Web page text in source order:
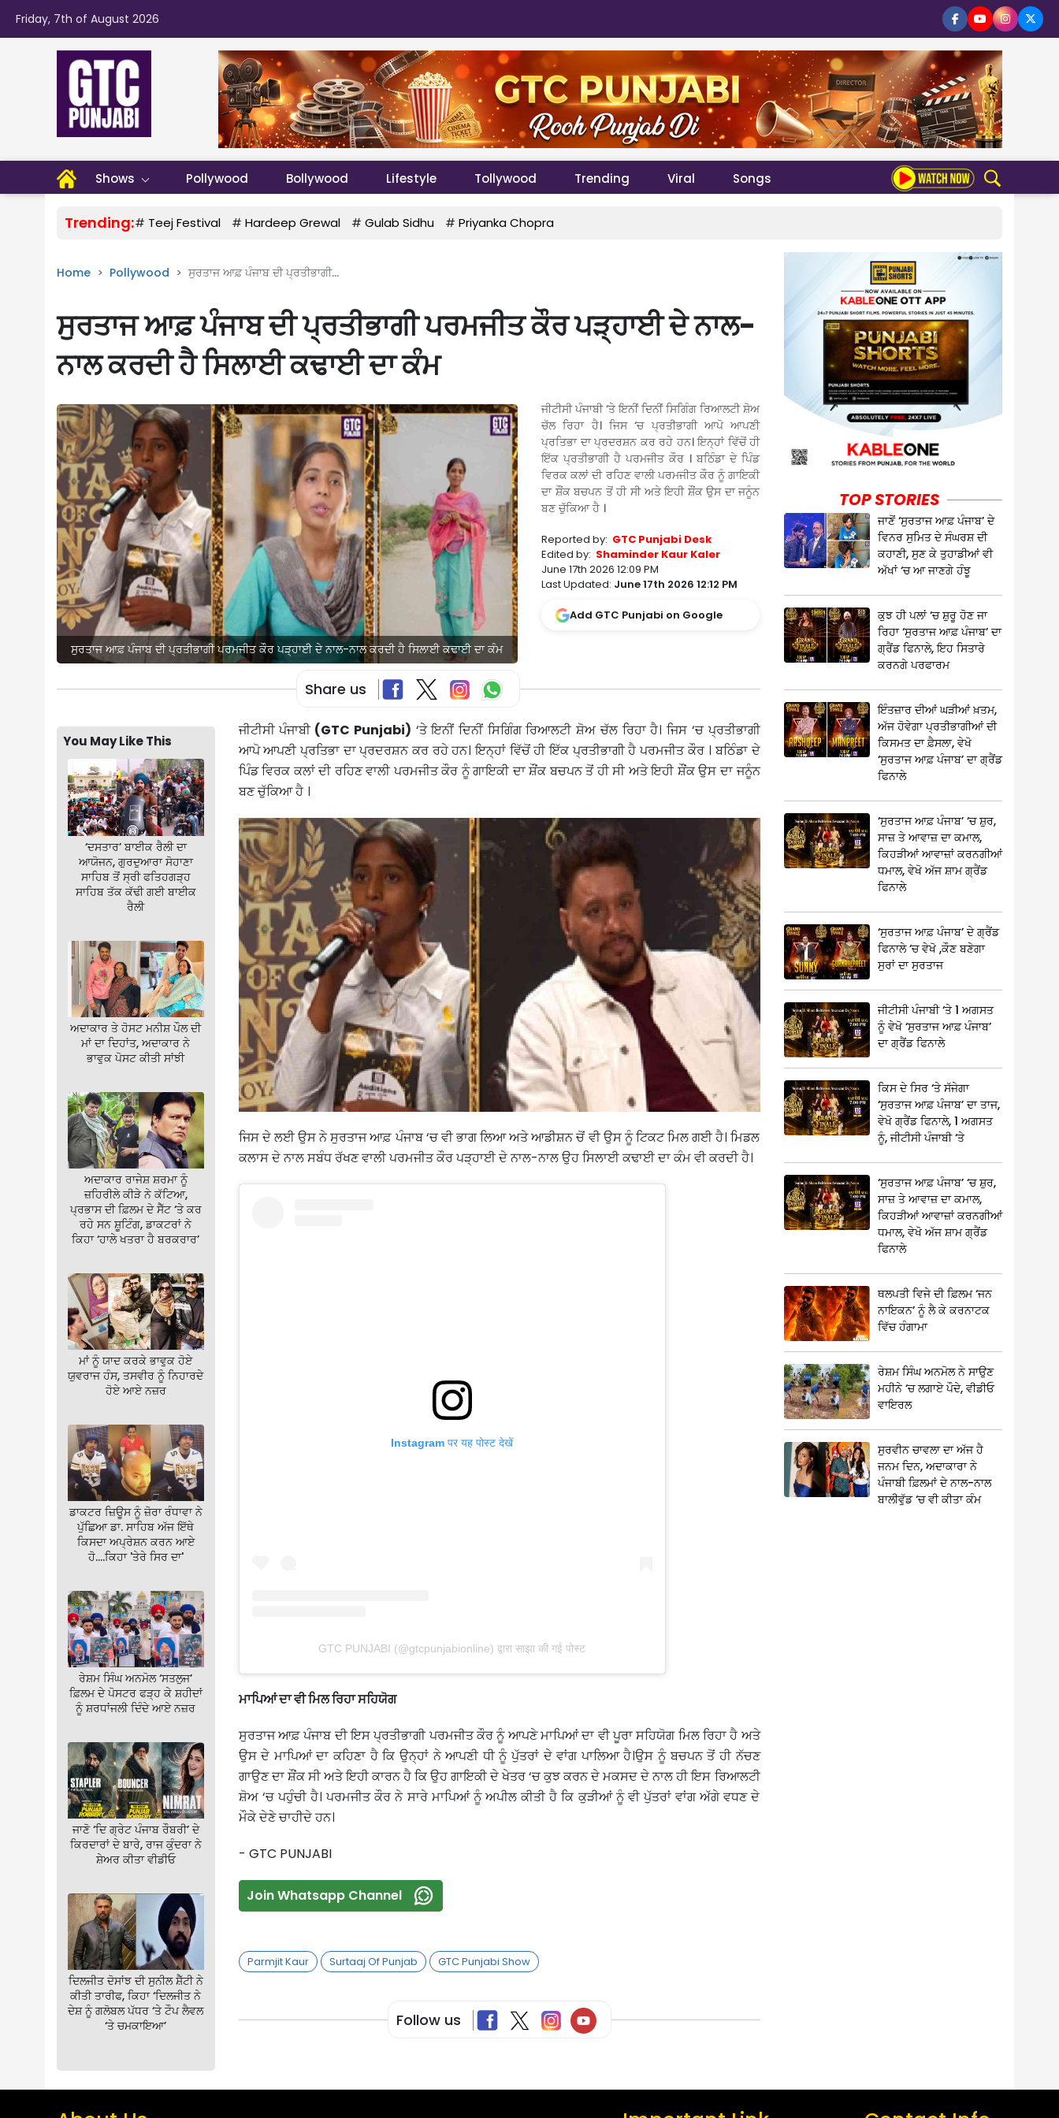
Friday, 7th of August 2026
Shows Pollywood Bollywood Lifestyle Tollywood Trending Viral Songs
Trending:# Teej Festival # Hardeep Grewal # Gulab Sidhu # Priyanka Chopra
Home Pollywood ਸੁਰਤਾਜ ਆਫ਼ ਪੰਜਾਬ ਦੀ ਪ੍ਰਤੀਭਾਗੀ...
ਸੁਰਤਾਜ ਆਫ਼ ਪੰਜਾਬ ਦੀ ਪ੍ਰਤੀਭਾਗੀ ਪਰਮਜੀਤ ਕੌਰ ਪੜ੍ਹਾਈ ਦੇ ਨਾਲ-
ਨਾਲ ਕਰਦੀ ਹੈ ਸਿਲਾਈ ਕਢਾਈ ਦਾ ਕੰਮ
ਸੁਰਤਾਜ ਆਫ਼ ਪੰਜਾਬ ਦੀ ਪ੍ਰਤੀਭਾਗੀ ਪਰਮਜੀਤ ਕੌਰ ਪੜ੍ਹਾਈ ਦੇ ਨਾਲ-ਨਾਲ ਕਰਦੀ ਹੈ ਸਿਲਾਈ ਕਢਾਈ ਦਾ ਕੰਮ
ਜੀਟੀਸੀ ਪੰਜਾਬੀ ‘ਤੇ ਇਨੀਂ ਦਿਨੀਂ ਸਿਗਿੰਗ ਰਿਆਲਟੀ ਸ਼ੋਅ
ਚੱਲ ਰਿਹਾ ਹੈ। ਜਿਸ ‘ਚ ਪ੍ਰਤੀਭਾਗੀ ਆਪੋ ਆਪਣੀ
ਪ੍ਰਤਿਭਾ ਦਾ ਪ੍ਰਦਰਸ਼ਨ ਕਰ ਰਹੇ ਹਨ। ਇਨ੍ਹਾਂ ਵਿੱਚੋਂ ਹੀ
ਇੱਕ ਪ੍ਰਤੀਭਾਗੀ ਹੈ ਪਰਮਜੀਤ ਕੌਰ । ਬਠਿੰਡਾ ਦੇ ਪਿੰਡ
ਵਿਰਕ ਕਲਾਂ ਦੀ ਰਹਿਣ ਵਾਲੀ ਪਰਮਜੀਤ ਕੌਰ ਨੂੰ ਗਾਇਕੀ
ਦਾ ਸ਼ੌਂਕ ਬਚਪਨ ਤੋਂ ਹੀ ਸੀ ਅਤੇ ਇਹੀ ਸ਼ੌਂਕ ਉਸ ਦਾ ਜਨੂੰਨ
ਬਣ ਚੁੱਕਿਆ ਹੈ ।
Reported by: GTC Punjabi Desk
Edited by: Shaminder Kaur Kaler
June 17th 2026 12:09 PM
Last Updated: June 17th 2026 12:12 PM
Add GTC Punjabi on Google
Share us
You May Like This
‘ਦਸਤਾਰ’ ਬਾਈਕ ਰੈਲੀ ਦਾ
ਆਯੋਜਨ, ਗੁਰਦੁਆਰਾ ਸੋਹਾਣਾ
ਸਾਹਿਬ ਤੋਂ ਸ੍ਰੀ ਫਤਿਹਗੜ੍ਹ
ਸਾਹਿਬ ਤੱਕ ਕੱਢੀ ਗਈ ਬਾਈਕ
ਰੈਲੀ
ਅਦਾਕਾਰ ਤੇ ਹੋਸਟ ਮਨੀਸ਼ ਪੌਲ ਦੀ
ਮਾਂ ਦਾ ਦਿਹਾਂਤ, ਅਦਾਕਾਰ ਨੇ
ਭਾਵੁਕ ਪੋਸਟ ਕੀਤੀ ਸਾਂਝੀ
ਅਦਾਕਾਰ ਰਾਜੇਸ਼ ਸ਼ਰਮਾ ਨੂੰ
ਜ਼ਹਿਰੀਲੇ ਕੀੜੇ ਨੇ ਕੱਟਿਆ,
ਪ੍ਰਭਾਸ ਦੀ ਫ਼ਿਲਮ ਦੇ ਸੈੱਟ ‘ਤੇ ਕਰ
ਰਹੇ ਸਨ ਸ਼ੂਟਿੰਗ, ਡਾਕਟਰਾਂ ਨੇ
ਕਿਹਾ ‘ਹਾਲੇ ਖਤਰਾ ਹੈ ਬਰਕਰਾਰ’
ਮਾਂ ਨੂੰ ਯਾਦ ਕਰਕੇ ਭਾਵੁਕ ਹੋਏ
ਯੁਵਰਾਜ ਹੰਸ, ਤਸਵੀਰ ਨੂੰ ਨਿਹਾਰਦੇ
ਹੋਏ ਆਏ ਨਜ਼ਰ
ਡਾਕਟਰ ਜ਼ਿਊਸ ਨੂੰ ਜ਼ੋਰਾ ਰੰਧਾਵਾ ਨੇ
ਪੁੱਛਿਆ ਡਾ. ਸਾਹਿਬ ਅੱਜ ਇੱਥੇ
ਕਿਸਦਾ ਅਪ੍ਰੇਸ਼ਨ ਕਰਨ ਆਏ
ਹੋ….ਕਿਹਾ 'ਤੇਰੇ ਸਿਰ ਦਾ'
ਰੇਸ਼ਮ ਸਿੰਘ ਅਨਮੋਲ ‘ਸਤਲੁਜ’
ਫ਼ਿਲਮ ਦੇ ਪੋਸਟਰ ਫੜ੍ਹ ਕੇ ਸ਼ਹੀਦਾਂ
ਨੂੰ ਸ਼ਰਧਾਂਜਲੀ ਦਿੰਦੇ ਆਏ ਨਜ਼ਰ
ਜਾਣੋ ‘ਦਿ ਗ੍ਰੇਟ ਪੰਜਾਬ ਰੌਬਰੀ’ ਦੇ
ਕਿਰਦਾਰਾਂ ਦੇ ਬਾਰੇ, ਰਾਜ ਕੁੰਦਰਾ ਨੇ
ਸ਼ੇਅਰ ਕੀਤਾ ਵੀਡੀਓ
ਦਿਲਜੀਤ ਦੋਸਾਂਝ ਦੀ ਸੁਨੀਲ ਸ਼ੈੱਟੀ ਨੇ
ਕੀਤੀ ਤਾਰੀਫ, ਕਿਹਾ ‘ਦਿਲਜੀਤ ਨੇ
ਦੇਸ਼ ਨੂੰ ਗਲੋਬਲ ਪੱਧਰ ‘ਤੇ ਟੌਪ ਲੈਵਲ
‘ਤੇ ਚਮਕਾਇਆ’
ਜੀਟੀਸੀ ਪੰਜਾਬੀ(GTC Punjabi) ‘ਤੇ ਇਨੀਂ ਦਿਨੀਂ ਸਿਗਿੰਗ ਰਿਆਲਟੀ ਸ਼ੋਅ ਚੱਲ ਰਿਹਾ ਹੈ। ਜਿਸ ‘ਚ ਪ੍ਰਤੀਭਾਗੀ
ਆਪੋ ਆਪਣੀ ਪ੍ਰਤਿਭਾ ਦਾ ਪ੍ਰਦਰਸ਼ਨ ਕਰ ਰਹੇ ਹਨ। ਇਨ੍ਹਾਂ ਵਿੱਚੋਂ ਹੀ ਇੱਕ ਪ੍ਰਤੀਭਾਗੀ ਹੈ ਪਰਮਜੀਤ ਕੌਰ । ਬਠਿੰਡਾ ਦੇ
ਪਿੰਡ ਵਿਰਕ ਕਲਾਂ ਦੀ ਰਹਿਣ ਵਾਲੀ ਪਰਮਜੀਤ ਕੌਰ ਨੂੰ ਗਾਇਕੀ ਦਾ ਸ਼ੌਂਕ ਬਚਪਨ ਤੋਂ ਹੀ ਸੀ ਅਤੇ ਇਹੀ ਸ਼ੌਂਕ ਉਸ ਦਾ ਜਨੂੰਨ
ਬਣ ਚੁੱਕਿਆ ਹੈ ।
ਜਿਸ ਦੇ ਲਈ ਉਸ ਨੇ ਸੁਰਤਾਜ ਆਫ਼ ਪੰਜਾਬ ‘ਚ ਵੀ ਭਾਗ ਲਿਆ ਅਤੇ ਆਡੀਸ਼ਨ ਚੋਂ ਵੀ ਉਸ ਨੂੰ ਟਿਕਟ ਮਿਲ ਗਈ ਹੈ। ਮਿਡਲ
ਕਲਾਸ ਦੇ ਨਾਲ ਸਬੰਧ ਰੱਖਣ ਵਾਲੀ ਪਰਮਜੀਤ ਕੌਰ ਪੜ੍ਹਾਈ ਦੇ ਨਾਲ-ਨਾਲ ਉਹ ਸਿਲਾਈ ਕਢਾਈ ਦਾ ਕੰਮ ਵੀ ਕਰਦੀ ਹੈ।
Instagram पर यह पोस्ट देखें
GTC PUNJABI (@gtcpunjabionline) द्वारा साझा की गई पोस्ट
ਮਾਪਿਆਂ ਦਾ ਵੀ ਮਿਲ ਰਿਹਾ ਸਹਿਯੋਗ
ਸੁਰਤਾਜ ਆਫ਼ ਪੰਜਾਬ ਦੀ ਇਸ ਪ੍ਰਤੀਭਾਗੀ ਪਰਮਜੀਤ ਕੌਰ ਨੂੰ ਆਪਣੇ ਮਾਪਿਆਂ ਦਾ ਵੀ ਪੂਰਾ ਸਹਿਯੋਗ ਮਿਲ ਰਿਹਾ ਹੈ ਅਤੇ
ਉਸ ਦੇ ਮਾਪਿਆਂ ਦਾ ਕਹਿਣਾ ਹੈ ਕਿ ਉਨ੍ਹਾਂ ਨੇ ਆਪਣੀ ਧੀ ਨੂੰ ਪੁੱਤਰਾਂ ਦੇ ਵਾਂਗ ਪਾਲਿਆ ਹੈ।ਉਸ ਨੂੰ ਬਚਪਨ ਤੋਂ ਹੀ ਨੱਚਣ
ਗਾਉਣ ਦਾ ਸ਼ੌਂਕ ਸੀ ਅਤੇ ਇਹੀ ਕਾਰਨ ਹੈ ਕਿ ਉਹ ਗਾਇਕੀ ਦੇ ਖੇਤਰ ‘ਚ ਕੁਝ ਕਰਨ ਦੇ ਮਕਸਦ ਦੇ ਨਾਲ ਹੀ ਇਸ ਰਿਆਲਟੀ
ਸ਼ੋਅ ‘ਚ ਪਹੁੰਚੀ ਹੈ। ਪਰਮਜੀਤ ਕੌਰ ਨੇ ਸਾਰੇ ਮਾਪਿਆਂ ਨੂੰ ਅਪੀਲ ਕੀਤੀ ਹੈ ਕਿ ਕੁੜੀਆਂ ਨੂੰ ਵੀ ਪੁੱਤਰਾਂ ਵਾਂਗ ਅੱਗੇ ਵਧਣ ਦੇ
ਮੌਕੇ ਦੇਣੇ ਚਾਹੀਦੇ ਹਨ।
- GTC PUNJABI
Join Whatsapp Channel
Parmjit Kaur Surtaaj Of Punjab GTC Punjabi Show
Follow us
TOP STORIES
ਜਾਣੋਂ ‘ਸੁਰਤਾਜ ਆਫ਼ ਪੰਜਾਬ’ ਦੇ
ਵਿਨਰ ਸੁਮਿਤ ਦੇ ਸੰਘਰਸ਼ ਦੀ
ਕਹਾਣੀ, ਸੁਣ ਕੇ ਤੁਹਾਡੀਆਂ ਵੀ
ਅੱਖਾਂ ‘ਚ ਆ ਜਾਣਗੇ ਹੰਝੂ
ਕੁਝ ਹੀ ਪਲਾਂ ‘ਚ ਸ਼ੁਰੂ ਹੋਣ ਜਾ
ਰਿਹਾ ‘ਸੁਰਤਾਜ ਆਫ਼ ਪੰਜਾਬ’ ਦਾ
ਗ੍ਰੈਂਡ ਫਿਨਾਲੇ, ਇਹ ਸਿਤਾਰੇ
ਕਰਨਗੇ ਪਰਫਾਰਮ
ਇੰਤਜ਼ਾਰ ਦੀਆਂ ਘੜੀਆਂ ਖ਼ਤਮ,
ਅੱਜ ਹੋਵੇਗਾ ਪ੍ਰਤੀਭਾਗੀਆਂ ਦੀ
ਕਿਸਮਤ ਦਾ ਫ਼ੈਸਲਾ, ਵੇਖੋ
‘ਸੁਰਤਾਜ ਆਫ਼ ਪੰਜਾਬ’ ਦਾ ਗ੍ਰੈਂਡ
ਫਿਨਾਲੇ
‘ਸੁਰਤਾਜ ਆਫ਼ ਪੰਜਾਬ’ ‘ਚ ਸ਼ੁਰ,
ਸਾਜ਼ ਤੇ ਆਵਾਜ਼ ਦਾ ਕਮਾਲ,
ਕਿਹੜੀਆਂ ਆਵਾਜ਼ਾਂ ਕਰਨਗੀਆਂ
ਧਮਾਲ, ਵੇਖੋ ਅੱਜ ਸ਼ਾਮ ਗ੍ਰੈਂਡ
ਫਿਨਾਲੇ
‘ਸੁਰਤਾਜ ਆਫ਼ ਪੰਜਾਬ’ ਦੇ ਗ੍ਰੈਂਡ
ਫਿਨਾਲੇ ‘ਚ ਵੇਖੋ ,ਕੌਣ ਬਣੇਗਾ
ਸੁਰਾਂ ਦਾ ਸੁਰਤਾਜ
ਜੀਟੀਸੀ ਪੰਜਾਬੀ ‘ਤੇ 1 ਅਗਸਤ
ਨੂੰ ਵੇਖੋ ‘ਸੁਰਤਾਜ ਆਫ਼ ਪੰਜਾਬ’
ਦਾ ਗ੍ਰੈਂਡ ਫਿਨਾਲੇ
ਕਿਸ ਦੇ ਸਿਰ ‘ਤੇ ਸੱਜੇਗਾ
‘ਸੁਰਤਾਜ ਆਫ਼ ਪੰਜਾਬ’ ਦਾ ਤਾਜ,
ਵੇਖੋ ਗ੍ਰੈਂਡ ਫਿਨਾਲੇ, 1 ਅਗਸਤ
ਨੂੰ, ਜੀਟੀਸੀ ਪੰਜਾਬੀ ‘ਤੇ
‘ਸੁਰਤਾਜ ਆਫ਼ ਪੰਜਾਬ’ ‘ਚ ਸ਼ੁਰ,
ਸਾਜ਼ ਤੇ ਆਵਾਜ਼ ਦਾ ਕਮਾਲ,
ਕਿਹੜੀਆਂ ਆਵਾਜ਼ਾਂ ਕਰਨਗੀਆਂ
ਧਮਾਲ, ਵੇਖੋ ਅੱਜ ਸ਼ਾਮ ਗ੍ਰੈਂਡ
ਫਿਨਾਲੇ
ਥਲਪਤੀ ਵਿਜੇ ਦੀ ਫ਼ਿਲਮ ‘ਜਨ
ਨਾਇਕਨ’ ਨੂੰ ਲੈ ਕੇ ਕਰਨਾਟਕ
ਵਿੱਚ ਹੰਗਾਮਾ
ਰੇਸ਼ਮ ਸਿੰਘ ਅਨਮੋਲ ਨੇ ਸਾਉਣ
ਮਹੀਨੇ ‘ਚ ਲਗਾਏ ਪੌਦੇ, ਵੀਡੀਓ
ਵਾਇਰਲ
ਸੁਰਵੀਨ ਚਾਵਲਾ ਦਾ ਅੱਜ ਹੈ
ਜਨਮ ਦਿਨ, ਅਦਾਕਾਰਾ ਨੇ
ਪੰਜਾਬੀ ਫ਼ਿਲਮਾਂ ਦੇ ਨਾਲ-ਨਾਲ
ਬਾਲੀਵੁੱਡ ‘ਚ ਵੀ ਕੀਤਾ ਕੰਮ